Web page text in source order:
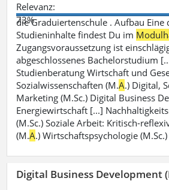
Relevanz:
73%
die Graduiertenschule . Aufbau
Studieninhalte findest Du im
Zugangsvoraussetzung ist
abgeschlossenes Bachelorstudium
Studienberatung Wirtschaft und
Sozialwissenschaften (M.A.) Digital,
Marketing (M.Sc.) Digital Business
Energiewirtschaft [...]
(M.Sc.) Soziale Arbeit: Kritisch-
(M.A.) Wirtschaftspsychologie
Digital Business Development